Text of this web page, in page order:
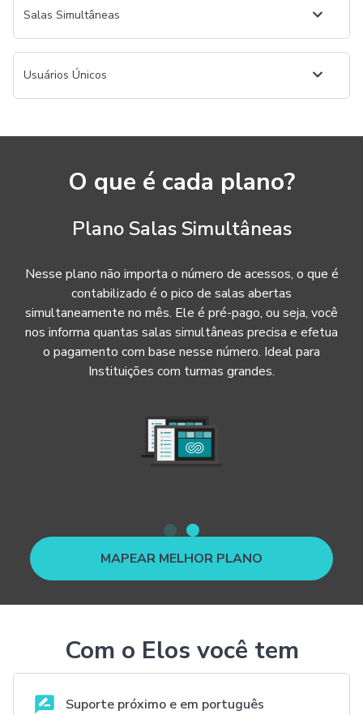
Salas Simultâneas
Usuários Únicos
O que é cada plano?
Plano Salas Simultâneas
Nesse plano não importa o número de acessos, o que é
contabilizado é o pico de salas abertas
simultaneamente no mês. Ele é pré-pago, ou seja, você
nos informa quantas salas simultâneas precisa e efetua
o pagamento com base nesse número. Ideal para
Instituições com turmas grandes.
MAPEAR MELHOR PLANO
Com o Elos você tem
Suporte próximo e em português